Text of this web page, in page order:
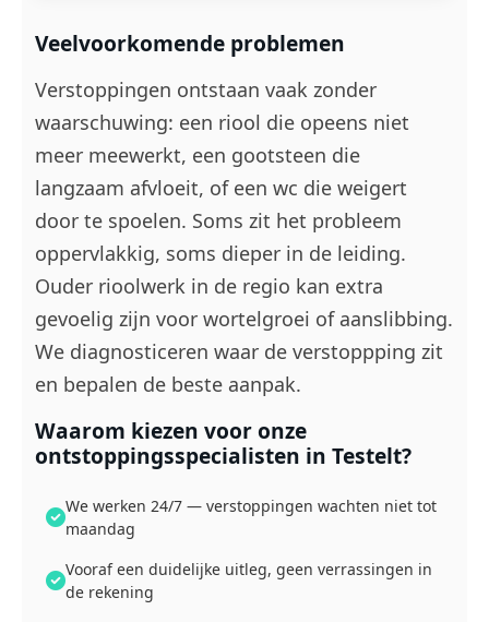
Veelvoorkomende problemen
Verstoppingen ontstaan vaak zonder
waarschuwing: een riool die opeens niet
meer meewerkt, een gootsteen die
langzaam afvloeit, of een wc die weigert
door te spoelen. Soms zit het probleem
oppervlakkig, soms dieper in de leiding.
Ouder rioolwerk in de regio kan extra
gevoelig zijn voor wortelgroei of aanslibbing.
We diagnosticeren waar de verstoppping zit
en bepalen de beste aanpak.
Waarom kiezen voor onze
ontstoppingsspecialisten in Testelt?
We werken 24/7 — verstoppingen wachten niet tot
maandag
Vooraf een duidelijke uitleg, geen verrassingen in
de rekening